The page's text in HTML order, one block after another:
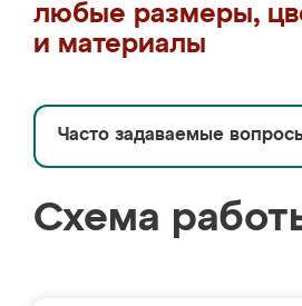
любые размеры,
и материалы
Часто задаваемые
Схема